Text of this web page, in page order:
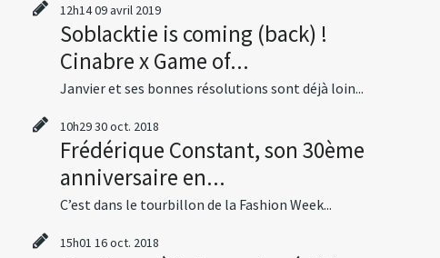
12h1409avril 2019
Soblacktie is coming (back) !
Cinabre x Game of...
Janvier et ses bonnes résolutions sont déjà loin...
10h2930oct. 2018
Frédérique Constant, son 30ème
anniversaire en...
C’est dans le tourbillon de la Fashion Week...
15h01 16oct. 2018